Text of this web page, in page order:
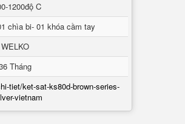
1200độ C
chìa bi- 01 khóa cầm tay
WELKO
Tháng
tiet/ket-sat-ks80d-brown-series-
vietnam